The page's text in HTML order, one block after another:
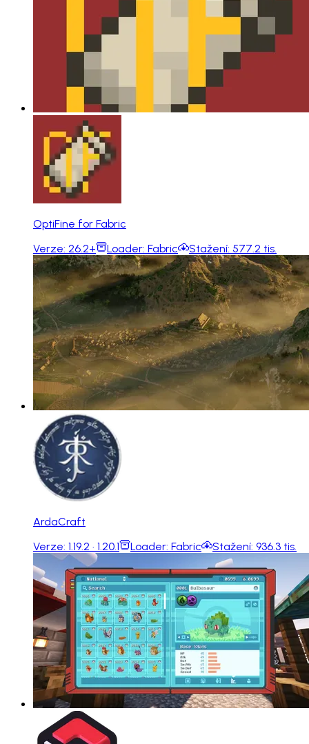
OptiFine for Fabric
Verze: 26.2+ Loader: Fabric Stažení: 577.2 tis.
ArdaCraft
Verze: 1.19.2 · 1.20.1 Loader: Fabric Stažení: 936.3 tis.